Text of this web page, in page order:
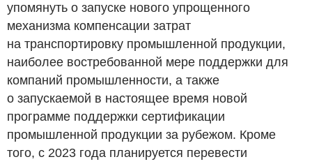
упомянуть о запуске нового упрощенного
механизма компенсации затрат
на транспортировку промышленной продукции,
наиболее востребованной мере поддержки для
компаний промышленности, а также
о запускаемой в настоящее время новой
программе поддержки сертификации
промышленной продукции за рубежом. Кроме
того, с 2023 года планируется перевести